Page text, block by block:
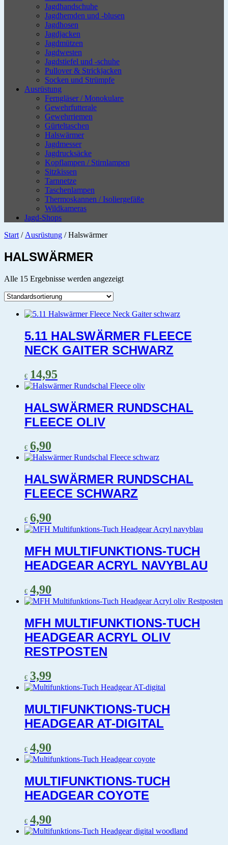
Jagdhandschuhe
Jagdhemden und -blusen
Jagdhosen
Jagdjacken
Jagdmützen
Jagdwesten
Jagdstiefel und -schuhe
Pullover & Strickjacken
Socken und Strümpfe
Ausrüstung
Ferngläser / Monokulare
Gewehrfutterale
Gewehrriemen
Gürteltaschen
Halswärmer
Jagdmesser
Jagdrucksäcke
Kopflampen / Stirnlampen
Sitzkissen
Tarnnetze
Taschenlampen
Thermoskannen / Isoliergefäße
Wildkameras
Jagd-Shops
Start / Ausrüstung / Halswärmer
HALSWÄRMER
Alle 15 Ergebnisse werden angezeigt
5.11 HALSWÄRMER FLEECE
NECK GAITER SCHWARZ
€ 14,95
HALSWÄRMER RUNDSCHAL
FLEECE OLIV
€ 6,90
HALSWÄRMER RUNDSCHAL
FLEECE SCHWARZ
€ 6,90
MFH MULTIFUNKTIONS-TUCH
HEADGEAR ACRYL NAVYBLAU
€ 4,90
MFH MULTIFUNKTIONS-TUCH
HEADGEAR ACRYL OLIV
RESTPOSTEN
€ 3,99
MULTIFUNKTIONS-TUCH
HEADGEAR AT-DIGITAL
€ 4,90
MULTIFUNKTIONS-TUCH
HEADGEAR COYOTE
€ 4,90